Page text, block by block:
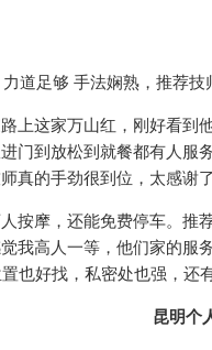
道足够 手法娴熟，推荐
上这家万山红，刚好看
门到放松到就餐都有人
真的手劲很到位，太感谢
按摩，还能免费停车。
我高人一等，他们家的
也好找，私密处也强，还